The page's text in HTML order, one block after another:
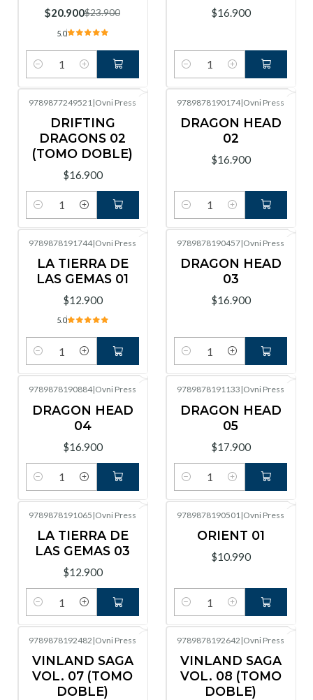
$20.900$23.900
5.0
Cantidad
$16.900
Cantidad
9789877249521 |Ovni Press
DRIFTING
DRAGONS 02
(TOMO DOBLE)
$16.900
Cantidad
9789878190174|Ovni Press
DRAGON HEAD
02
$16.900
Cantidad
9789878191744|Ovni Press
LA TIERRA DE
LAS GEMAS 01
$12.900
5.0
Cantidad
9789878190457|Ovni Press
DRAGON HEAD
03
$16.900
Cantidad
9789878190884|Ovni Press
DRAGON HEAD
04
$16.900
Cantidad
9789878191133 |Ovni Press
DRAGON HEAD
05
$17.900
Cantidad
9789878191065 |Ovni Press
LA TIERRA DE
LAS GEMAS 03
$12.900
Cantidad
9789878190501 |Ovni Press
ORIENT 01
$10.990
Cantidad
9789878192482 |Ovni Press
VINLAND SAGA
VOL. 07 (TOMO
DOBLE)
9789878192642 |Ovni Press
VINLAND SAGA
VOL. 08 (TOMO
DOBLE)